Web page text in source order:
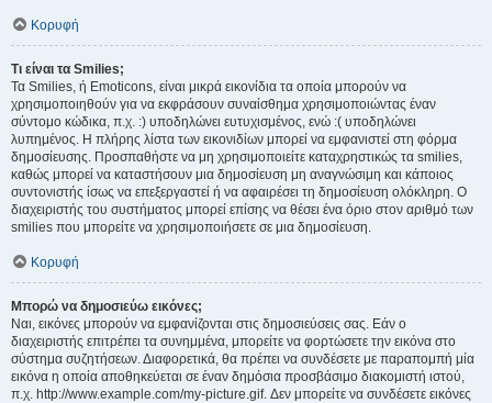
Κορυφή
Τι είναι τα Smilies;
Τα Smilies, ή Emoticons, είναι μικρά εικονίδια τα οποία μπορούν να
χρησιμοποιηθούν για να εκφράσουν συναίσθημα χρησιμοποιώντας έναν
σύντομο κώδικα, π.χ. :) υποδηλώνει ευτυχισμένος, ενώ :( υποδηλώνει
λυπημένος. Η πλήρης λίστα των εικονιδίων μπορεί να εμφανιστεί στη φόρμα
δημοσίευσης. Προσπαθήστε να μη χρησιμοποιείτε καταχρηστικώς τα smilies,
καθώς μπορεί να καταστήσουν μια δημοσίευση μη αναγνώσιμη και κάποιος
συντονιστής ίσως να επεξεργαστεί ή να αφαιρέσει τη δημοσίευση ολόκληρη. Ο
διαχειριστής του συστήματος μπορεί επίσης να θέσει ένα όριο στον αριθμό των
smilies που μπορείτε να χρησιμοποιήσετε σε μια δημοσίευση.
Κορυφή
Μπορώ να δημοσιεύω εικόνες;
Ναι, εικόνες μπορούν να εμφανίζονται στις δημοσιεύσεις σας. Εάν ο
διαχειριστής επιτρέπει τα συνημμένα, μπορείτε να φορτώσετε την εικόνα στο
σύστημα συζητήσεων. Διαφορετικά, θα πρέπει να συνδέσετε με παραπομπή μία
εικόνα η οποία αποθηκεύεται σε έναν δημόσια προσβάσιμο διακομιστή ιστού,
π.χ. http://www.example.com/my-picture.gif. Δεν μπορείτε να συνδέσετε εικόνες